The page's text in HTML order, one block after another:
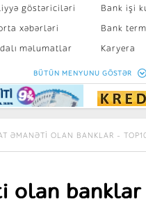
göstəriciləri
xəbərləri
məlumatlar
kalkulyatoru
Bank işi
Bank
Karyera
Peşakar
BÜTÜN MENYUNU GÖSTƏR
ƏMANƏTI OLAN BANKLAR -
olan